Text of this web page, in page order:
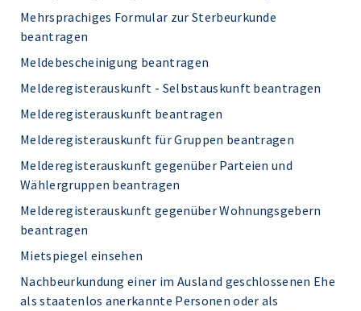
Mehrsprachiges Formular zur Sterbeurkunde
beantragen
Meldebescheinigung beantragen
Melderegisterauskunft - Selbstauskunft beantragen
Melderegisterauskunft beantragen
Melderegisterauskunft für Gruppen beantragen
Melderegisterauskunft gegenüber Parteien und
Wählergruppen beantragen
Melderegisterauskunft gegenüber Wohnungsgebern
beantragen
Mietspiegel einsehen
Nachbeurkundung einer im Ausland geschlossenen Ehe
als staatenlos anerkannte Personen oder als